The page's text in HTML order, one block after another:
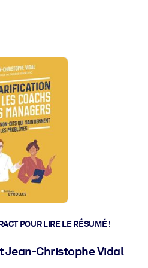
POUR LIRE LE RÉSUMÉ !
Jean-Christophe Vidal